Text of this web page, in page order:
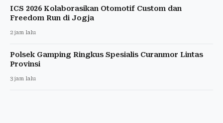
ICS 2026 Kolaborasikan Otomotif Custom dan
Freedom Run di Jogja
2 jam lalu
Polsek Gamping Ringkus Spesialis Curanmor Lintas
Provinsi
3 jam lalu